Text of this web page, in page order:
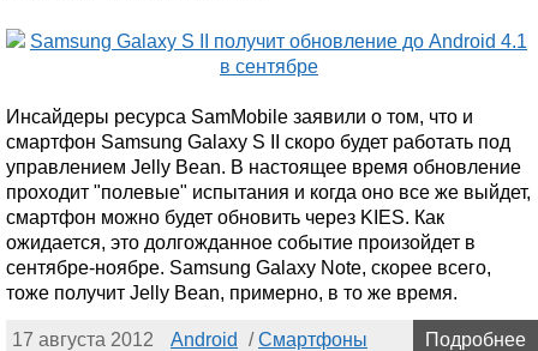
Инсайдеры ресурса SamMobile заявили о том, что и
смартфон Samsung Galaxy S II скоро будет работать под
управлением Jelly Bean. В настоящее время обновление
проходит "полевые" испытания и когда оно все же выйдет,
смартфон можно будет обновить через KIES. Как
ожидается, это долгожданное событие произойдет в
сентябре-ноябре. Samsung Galaxy Note, скорее всего,
тоже получит Jelly Bean, примерно, в то же время.
17 августа 2012 Android /Смартфоны Подробнее